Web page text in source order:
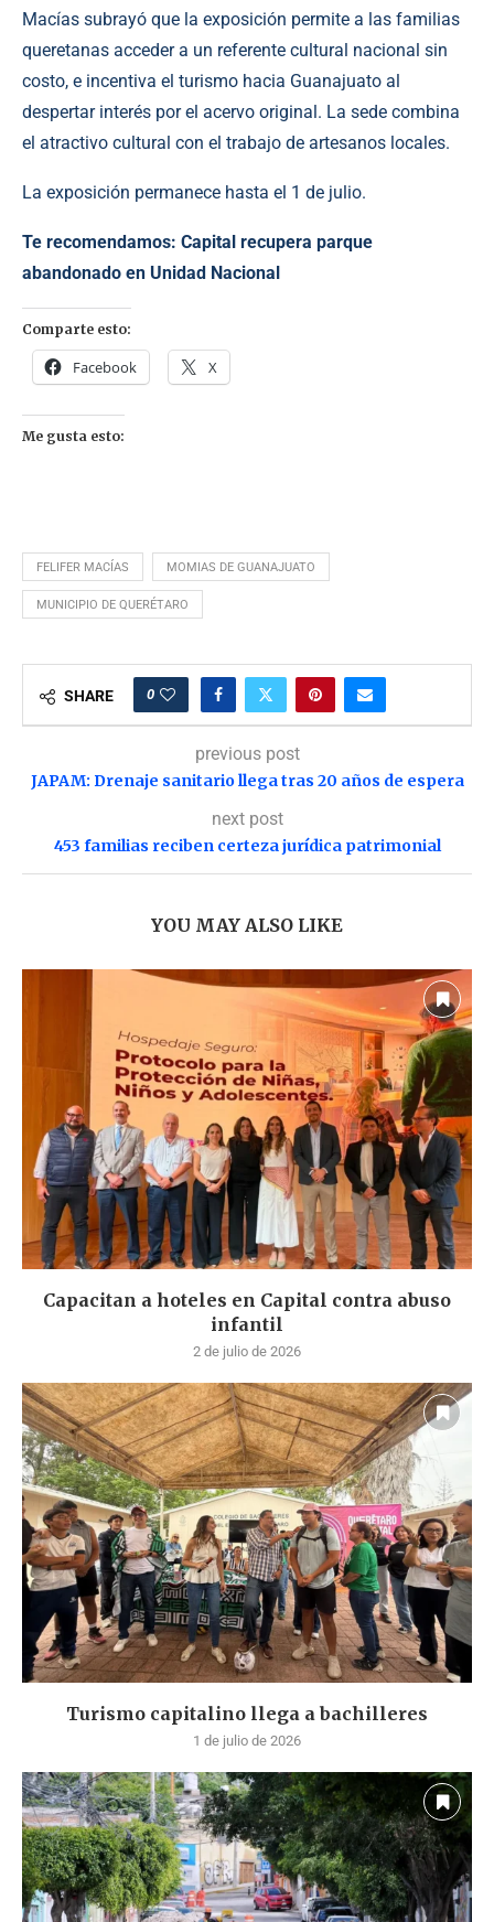
Macías subrayó que la exposición permite a las familias
queretanas acceder a un referente cultural nacional sin
costo, e incentiva el turismo hacia Guanajuato al
despertar interés por el acervo original. La sede combina
el atractivo cultural con el trabajo de artesanos locales.
La exposición permanece hasta el 1 de julio.
Te recomendamos: Capital recupera parque
abandonado en Unidad Nacional
Comparte esto:
Facebook X
Me gusta esto:
FELIFER MACÍAS MOMIAS DE GUANAJUATO
MUNICIPIO DE QUERÉTARO
SHARE 0
previous post
JAPAM: Drenaje sanitario llega tras 20 años de espera
next post
453 familias reciben certeza jurídica patrimonial
YOU MAY ALSO LIKE
Capacitan a hoteles en Capital contra abuso
infantil
2 de julio de 2026
Turismo capitalino llega a bachilleres
1 de julio de 2026